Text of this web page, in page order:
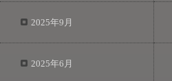
2025年9月
2025年6月